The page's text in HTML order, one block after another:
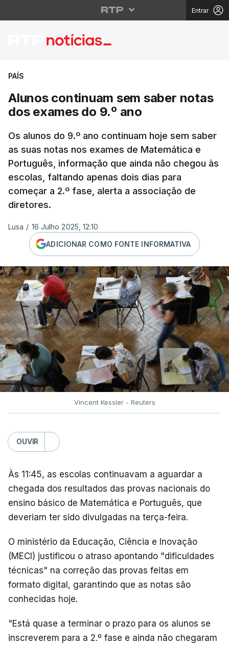
Entrar
Alunos continuam
PAÍS
Alunos continuam sem saber notas
dos exames do 9.º ano
Os alunos do 9.º ano continuam hoje sem saber
as suas notas nos exames de Matemática e
Português, informação que ainda não chegou às
escolas, faltando apenas dois dias para
começar a 2.º fase, alerta a associação de
diretores.
Lusa / 16 Julho 2025, 12:10
ADICIONAR COMO FONTE INFORMATIVA
Vincent Kessler - Reuters
OUVIR
Às 11:45, as escolas continuavam a aguardar a
chegada dos resultados das provas nacionais do
ensino básico de Matemática e Português, que
deveriam ter sido divulgadas na terça-feira.
O ministério da Educação, Ciência e Inovação
(MECI) justificou o atraso apontando "dificuldades
técnicas" na correção das provas feitas em
formato digital, garantindo que as notas são
conhecidas hoje.
"Está quase a terminar o prazo para os alunos se
inscreverem para a 2.º fase e ainda não chegaram